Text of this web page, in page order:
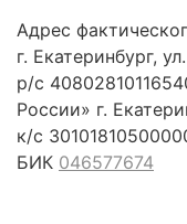
Адрес
г. Екатеринбург,
р/с
России» г.
к/с
БИК 046577674